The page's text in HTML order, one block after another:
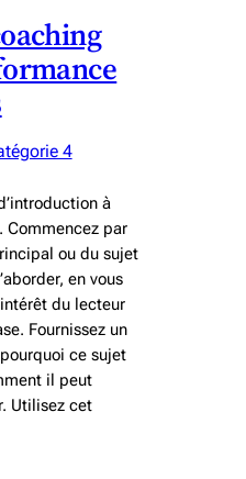
4
à
par
ou du sujet
en vous
du lecteur
Fournissez un
ce sujet
il peut
Utilisez cet